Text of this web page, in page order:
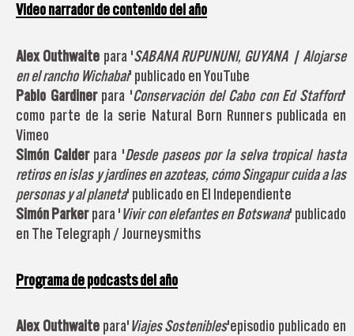
Video narrador de contenido del año
Alex Outhwaite para 'SABANA RUPUNUNI, GUYANA | Alojarse
en el rancho Wichabai' publicado en YouTube
Pablo Gardinerpara 'Conservación del Cabo con Ed Stafford'
como parte de la serie Natural Born Runners publicada en
Vimeo
Simón Calderpara 'Desde paseos por la selva tropical hasta
retiros en islas y jardines en azoteas, cómo Singapur cuida a las
personas y al planeta' publicado en El Independiente
Simón Parkerpara 'Vivir con elefantes en Botswana' publicado
en The Telegraph / Journeysmiths
Programa de podcasts del año
Alex Outhwaitepara'Viajes Sostenibles'episodio publicado en